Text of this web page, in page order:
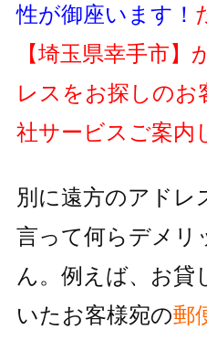
性が御座います！
【埼玉県幸手市】
レスをお探しのお
社サービスご案内
別に遠方のアドレ
言って何らデメリ
ん。例えば、お貸
いたお客様宛の郵